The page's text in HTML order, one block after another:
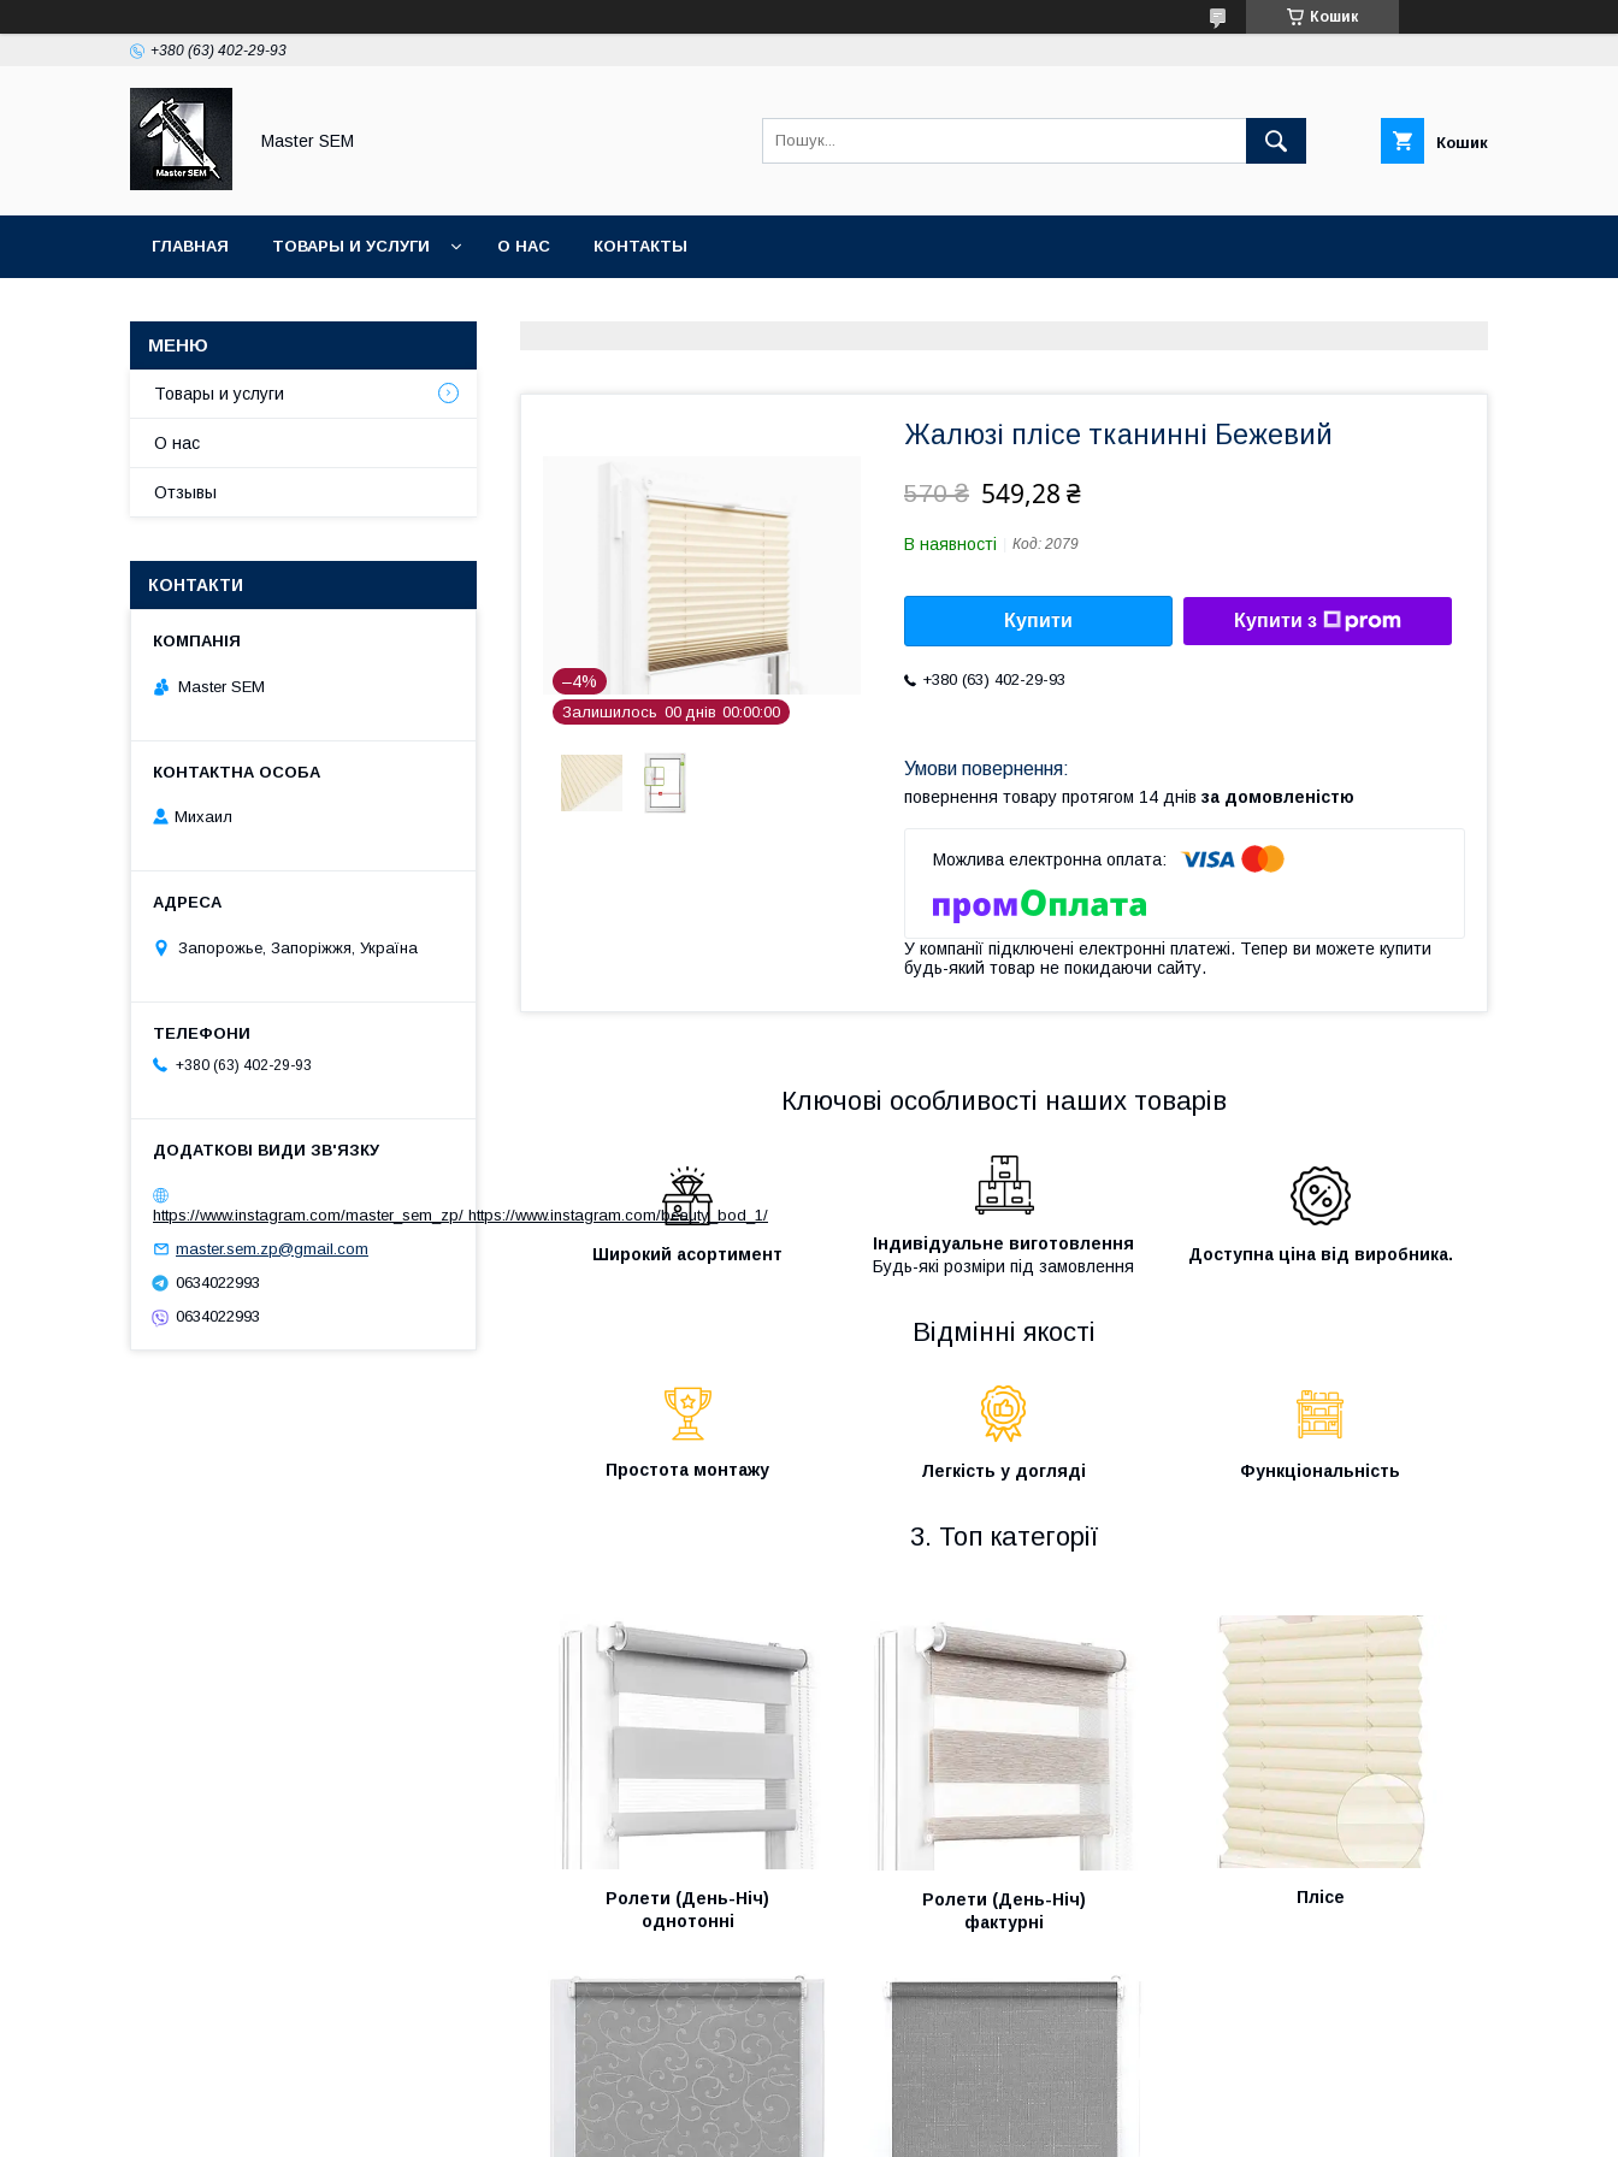
Кошик
+380 (63) 402-29-93
Master SEM Кошик
ГЛАВНАЯ ТОВАРЫ И УСЛУГИ О НАС КОНТАКТЫ
–4%
Залишилось 00 днів 00 00 00
Жалюзі плісе тканинні Бежевий
570 ₴ 549,28 ₴
В наявності Код: 2079
Купити Купити з
+380 (63) 402-29-93
повернення товару протягом 14 днів за домовленістю
У компанії підключені електронні платежі. Тепер ви можете купити
будь-який товар не покидаючи сайту.
Ключові особливості наших товарів
Широкий асортимент
Індивідуальне виготовлення
Будь-які розміри під замовлення
Доступна ціна від виробника.
Відмінні якості
Простота монтажу Легкість у догляді Функціональність
3. Топ категорії
Ролети (День-Ніч)
однотонні
Ролети (День-Ніч)
фактурні
Плісе
Товары и услуги
О нас
Отзывы
КОНТАКТИ
Master SEM
Михаил
Запорожье, Запоріжжя, Україна
+380 (63) 402-29-93
https://www.instagram.com/master_sem_zp/ https://www.instagram.com/beauty_bod_1/
master.sem.zp@gmail.com
0634022993
0634022993